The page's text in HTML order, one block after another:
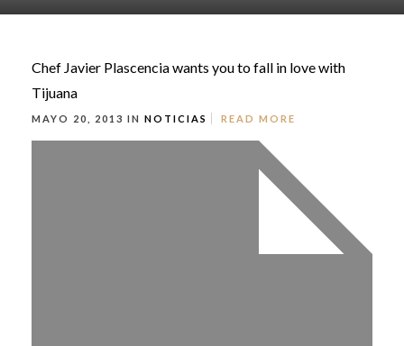
Chef Javier Plascencia wants you to fall in love with
Tijuana
MAYO 20, 2013 IN NOTICIAS READ MORE